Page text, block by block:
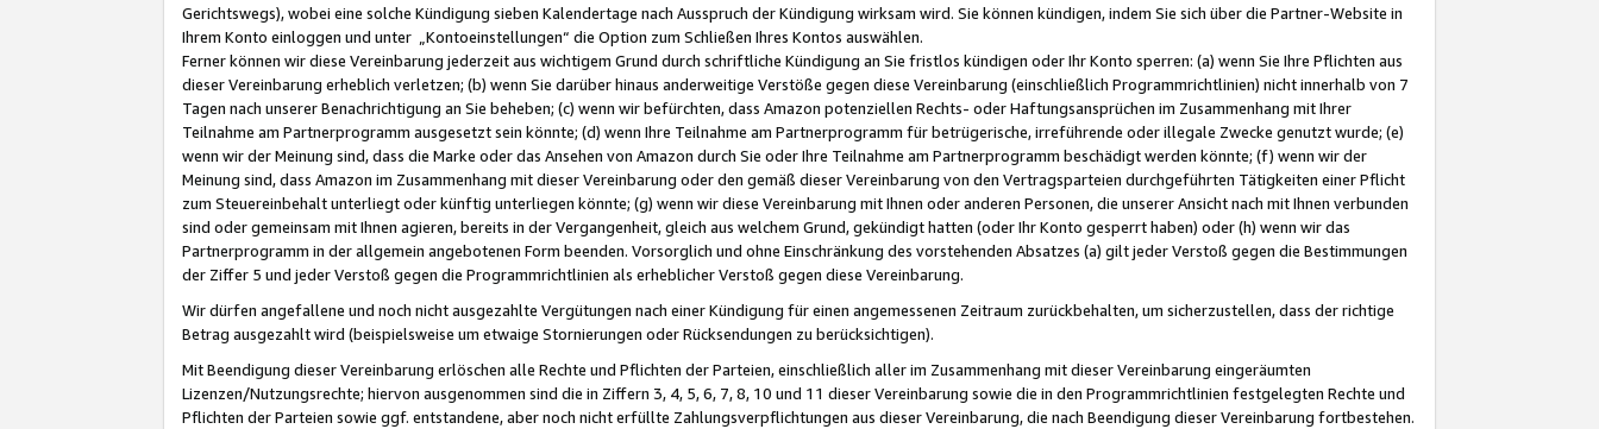
Gerichtswegs), wobei eine solche Kündigung sieben Kalendertage nach Ausspruch der Kündigung wirksam wird. Sie können kündigen, indem Sie sich über die Partner-Website in
Ihrem Konto einloggen und unter „Kontoeinstellungen“ die Option zum Schließen Ihres Kontos auswählen.
Ferner können wir diese Vereinbarung jederzeit aus wichtigem Grund durch schriftliche Kündigung an Sie fristlos kündigen oder Ihr Konto sperren: (a) wenn Sie Ihre Pflichten aus
dieser Vereinbarung erheblich verletzen; (b) wenn Sie darüber hinaus anderweitige Verstöße gegen diese Vereinbarung (einschließlich Programmrichtlinien) nicht innerhalb von 7
Tagen nach unserer Benachrichtigung an Sie beheben; (c) wenn wir befürchten, dass Amazon potenziellen Rechts- oder Haftungsansprüchen im Zusammenhang mit Ihrer
Teilnahme am Partnerprogramm ausgesetzt sein könnte; (d) wenn Ihre Teilnahme am Partnerprogramm für betrügerische, irreführende oder illegale Zwecke genutzt wurde; (e)
wenn wir der Meinung sind, dass die Marke oder das Ansehen von Amazon durch Sie oder Ihre Teilnahme am Partnerprogramm beschädigt werden könnte; (f) wenn wir der
Meinung sind, dass Amazon im Zusammenhang mit dieser Vereinbarung oder den gemäß dieser Vereinbarung von den Vertragsparteien durchgeführten Tätigkeiten einer Pflicht
zum Steuereinbehalt unterliegt oder künftig unterliegen könnte; (g) wenn wir diese Vereinbarung mit Ihnen oder anderen Personen, die unserer Ansicht nach mit Ihnen verbunden
sind oder gemeinsam mit Ihnen agieren, bereits in der Vergangenheit, gleich aus welchem Grund, gekündigt hatten (oder Ihr Konto gesperrt haben) oder (h) wenn wir das
Partnerprogramm in der allgemein angebotenen Form beenden. Vorsorglich und ohne Einschränkung des vorstehenden Absatzes (a) gilt jeder Verstoß gegen die Bestimmungen
der Ziffer 5 und jeder Verstoß gegen die Programmrichtlinien als erheblicher Verstoß gegen diese Vereinbarung.
Wir dürfen angefallene und noch nicht ausgezahlte Vergütungen nach einer Kündigung für einen angemessenen Zeitraum zurückbehalten, um sicherzustellen, dass der richtige
Betrag ausgezahlt wird (beispielsweise um etwaige Stornierungen oder Rücksendungen zu berücksichtigen).
Mit Beendigung dieser Vereinbarung erlöschen alle Rechte und Pflichten der Parteien, einschließlich aller im Zusammenhang mit dieser Vereinbarung eingeräumten
Lizenzen/Nutzungsrechte; hiervon ausgenommen sind die in Ziffern 3, 4, 5, 6, 7, 8, 10 und 11 dieser Vereinbarung sowie die in den Programmrichtlinien festgelegten Rechte und
Pflichten der Parteien sowie ggf. entstandene, aber noch nicht erfüllte Zahlungsverpflichtungen aus dieser Vereinbarung, die nach Beendigung dieser Vereinbarung fortbestehen.